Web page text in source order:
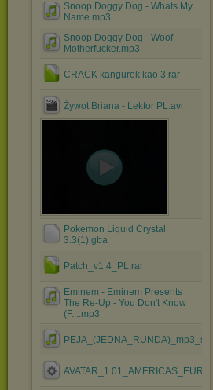
Snoop Doggy Dog - Whats My
Name.mp3
Snoop Doggy Dog - Woof
Motherfucker.mp3
CRACK kangurek kao 3.rar
Żywot Briana - Lektor PL.avi
Pokemon Liquid Crystal
3.3(1).gba
Patch_v1.4_PL.rar
Eminem - Eminem Presents
The Re-Up - You Don't Know
(F....mp3